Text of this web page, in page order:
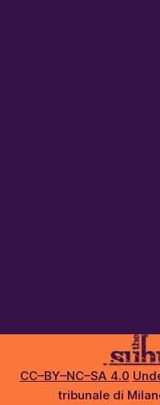
CC–BY–NC–SA 4.0
tribunale di